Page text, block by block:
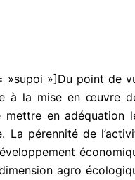
»supoi »]Du point de
à la mise en œuvre
en adéquation
La pérennité de
agro